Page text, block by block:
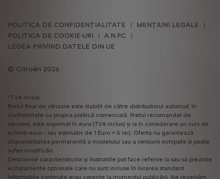
Citroën 2026
POLITICA DE CONFIDENȚIALITATE
MENȚIUNI LEGALE
POLITICA DE COOKIE-URI
A.N.P.C
LEGEA PRIVIND DATELE DIN UE
*TVA inclus
Pretul final de vânzare este stabilit de către distribuitorul autorizat, în
conformitate cu propria politică comercială. Pretul recomandat de
vânzare, este exprimat în euro (TVA inclus) și ia în considerare un curs de
schimb euro – leu estimativ de 1 Euro = 5 lei). Oferta nu garantează
disponibilitatea permanentă a modelului sau a versiunii echipate și poate
suferi modificări.
Descrierile caracteristicilor și ilustratiile pot face referire la sau să prezinte
echipamente optionale care nu sunt incluse în livrarea standard.
Informatiile continute erau corecte la momentul publicării. Ne rezervăm